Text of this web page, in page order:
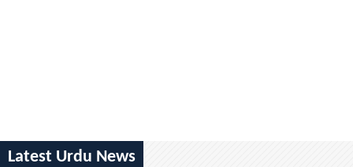
Latest Urdu News